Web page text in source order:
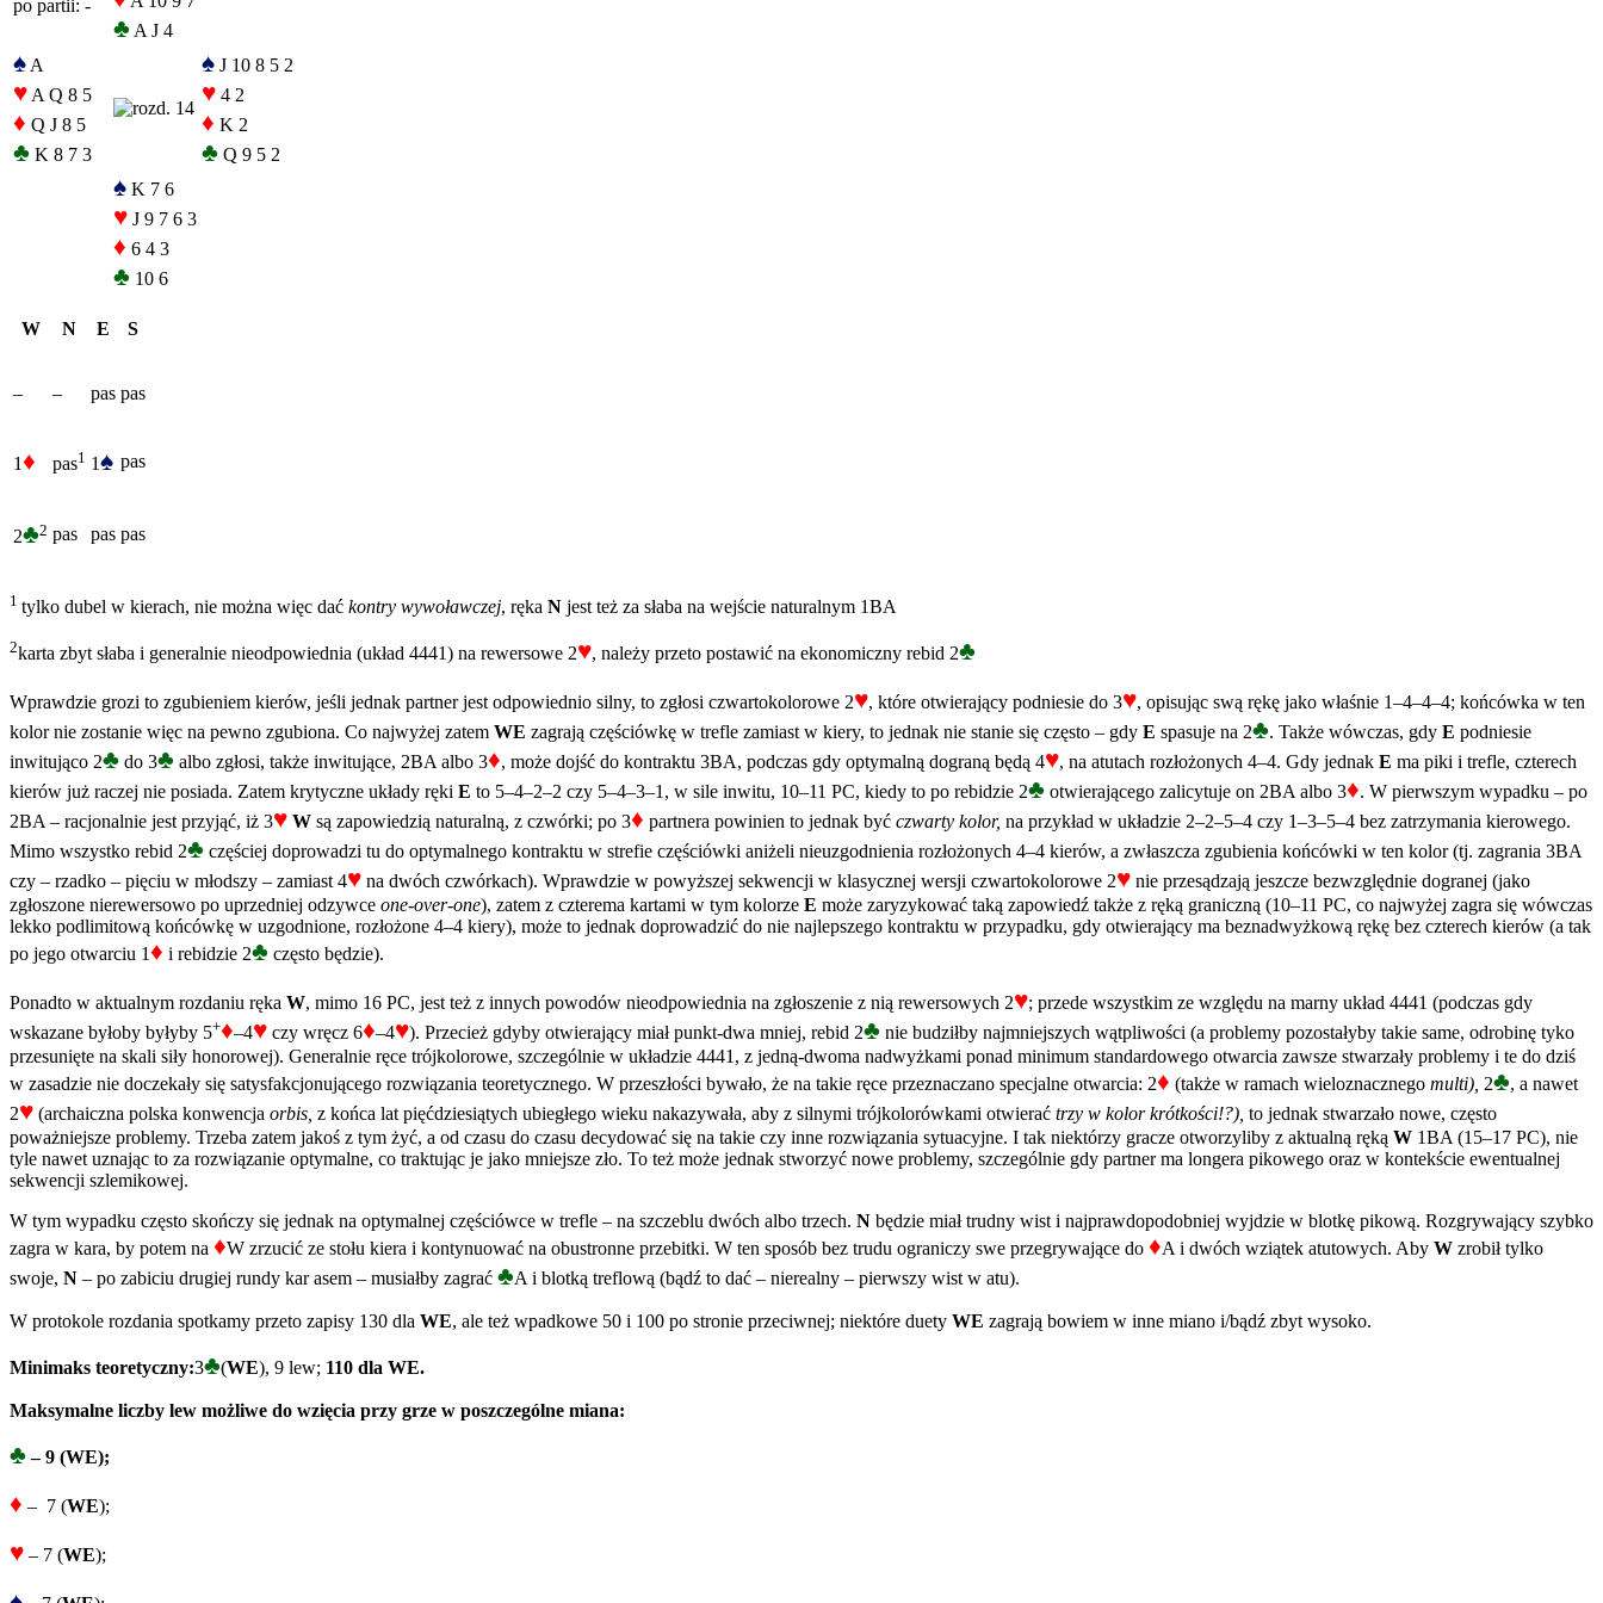
po partii: -
♣ A J 4
♠ A
♥ A Q 8 5
♦ Q J 8 5
♣ K 8 7 3
♠ J 10 8 5 2
♥ 4 2
♦ K 2
♣ Q 9 5 2
♠ K 7 6
♥ J 9 7 6 3
♦ 6 4 3
♣ 10 6
W N E S
– – pas pas
1♦ pas1 1♠ pas
2♣2 pas pas pas
1 tylko dubel w kierach, nie można więc dać kontry wywoławczej, ręka N jest też za słaba na wejście naturalnym 1BA
2karta zbyt słaba i generalnie nieodpowiednia (układ 4441) na rewersowe 2♥, należy przeto postawić na ekonomiczny rebid 2♣
Wprawdzie grozi to zgubieniem kierów, jeśli jednak partner jest odpowiednio silny, to zgłosi czwartokolorowe 2♥, które otwierający podniesie do 3♥, opisując swą rękę jako właśnie 1–4–4–4; końcówka w ten
kolor nie zostanie więc na pewno zgubiona. Co najwyżej zatem WE zagrają częściówkę w trefle zamiast w kiery, to jednak nie stanie się często – gdy E spasuje na 2♣. Także wówczas, gdy E podniesie
inwitująco 2♣ do 3♣ albo zgłosi, także inwitujące, 2BA albo 3♦, może dojść do kontraktu 3BA, podczas gdy optymalną dograną będą 4♥, na atutach rozłożonych 4–4. Gdy jednak E ma piki i trefle, czterech
kierów już raczej nie posiada. Zatem krytyczne układy ręki E to 5–4–2–2 czy 5–4–3–1, w sile inwitu, 10–11 PC, kiedy to po rebidzie 2♣ otwierającego zalicytuje on 2BA albo 3♦. W pierwszym wypadku – po
2BA – racjonalnie jest przyjąć, iż 3♥ W są zapowiedzią naturalną, z czwórki; po 3♦ partnera powinien to jednak być czwarty kolor, na przykład w układzie 2–2–5–4 czy 1–3–5–4 bez zatrzymania kierowego.
Mimo wszystko rebid 2♣ częściej doprowadzi tu do optymalnego kontraktu w strefie częściówki aniżeli nieuzgodnienia rozłożonych 4–4 kierów, a zwłaszcza zgubienia końcówki w ten kolor (tj. zagrania 3BA
czy – rzadko – pięciu w młodszy – zamiast 4♥ na dwóch czwórkach). Wprawdzie w powyższej sekwencji w klasycznej wersji czwartokolorowe 2♥ nie przesądzają jeszcze bezwzględnie dogranej (jako
zgłoszone nierewersowo po uprzedniej odzywce one-over-one), zatem z czterema kartami w tym kolorze E może zaryzykować taką zapowiedź także z ręką graniczną (10–11 PC, co najwyżej zagra się wówczas
lekko podlimitową końcówkę w uzgodnione, rozłożone 4–4 kiery), może to jednak doprowadzić do nie najlepszego kontraktu w przypadku, gdy otwierający ma beznadwyżkową rękę bez czterech kierów (a tak
po jego otwarciu 1♦ i rebidzie 2♣ często będzie).
Ponadto w aktualnym rozdaniu ręka W, mimo 16 PC, jest też z innych powodów nieodpowiednia na zgłoszenie z nią rewersowych 2♥; przede wszystkim ze względu na marny układ 4441 (podczas gdy
wskazane byłoby byłyby 5+♦–4♥ czy wręcz 6♦–4♥). Przecież gdyby otwierający miał punkt-dwa mniej, rebid 2♣ nie budziłby najmniejszych wątpliwości (a problemy pozostałyby takie same, odrobinę tyko
przesunięte na skali siły honorowej). Generalnie ręce trójkolorowe, szczególnie w układzie 4441, z jedną-dwoma nadwyżkami ponad minimum standardowego otwarcia zawsze stwarzały problemy i te do dziś
w zasadzie nie doczekały się satysfakcjonującego rozwiązania teoretycznego. W przeszłości bywało, że na takie ręce przeznaczano specjalne otwarcia: 2♦ (także w ramach wieloznacznego multi), 2♣, a nawet
2♥ (archaiczna polska konwencja orbis, z końca lat pięćdziesiątych ubiegłego wieku nakazywała, aby z silnymi trójkolorówkami otwierać trzy w kolor krótkości!?), to jednak stwarzało nowe, często
poważniejsze problemy. Trzeba zatem jakoś z tym żyć, a od czasu do czasu decydować się na takie czy inne rozwiązania sytuacyjne. I tak niektórzy gracze otworzyliby z aktualną ręką W 1BA (15–17 PC), nie
tyle nawet uznając to za rozwiązanie optymalne, co traktując je jako mniejsze zło. To też może jednak stworzyć nowe problemy, szczególnie gdy partner ma longera pikowego oraz w kontekście ewentualnej
sekwencji szlemikowej.
W tym wypadku często skończy się jednak na optymalnej częściówce w trefle – na szczeblu dwóch albo trzech. N będzie miał trudny wist i najprawdopodobniej wyjdzie w blotkę pikową. Rozgrywający szybko
zagra w kara, by potem na ♦W zrzucić ze stołu kiera i kontynuować na obustronne przebitki. W ten sposób bez trudu ograniczy swe przegrywające do ♦A i dwóch wziątek atutowych. Aby W zrobił tylko
swoje, N – po zabiciu drugiej rundy kar asem – musiałby zagrać ♣A i blotką treflową (bądź to dać – nierealny – pierwszy wist w atu).
W protokole rozdania spotkamy przeto zapisy 130 dla WE, ale też wpadkowe 50 i 100 po stronie przeciwnej; niektóre duety WE zagrają bowiem w inne miano i/bądź zbyt wysoko.
Minimaks teoretyczny:3♣(WE), 9 lew; 110 dla WE.
Maksymalne liczby lew możliwe do wzięcia przy grze w poszczególne miana:
♣– 9 (WE);
♦ – 7 (WE);
♥ – 7 (WE);